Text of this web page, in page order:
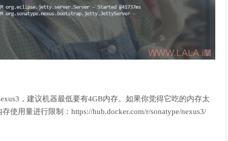
，建议机器最低要有4GB内存。如果你觉得它吃的内存太
使用量进行限制：https://hub.docker.com/r/sonatype/nexus3/